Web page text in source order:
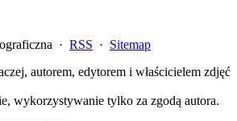
· RSS · Sitemap
autorem, edytorem i właścicielem zdjęć
wykorzystywanie tylko za zgodą autora.